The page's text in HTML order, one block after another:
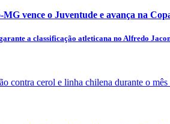
vence o Juventude e avança na
a classificação atleticana no Alfredo